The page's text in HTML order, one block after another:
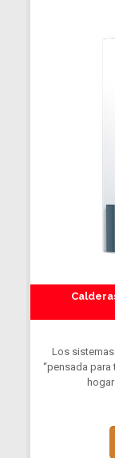
Los
“pensada para
hogar